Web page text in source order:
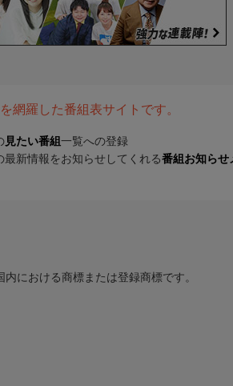
網羅した番組表サイトです。
見たい番組 一覧への登録
最新情報をお知らせしてくれる番組お知らせ
における商標または登録商標です。